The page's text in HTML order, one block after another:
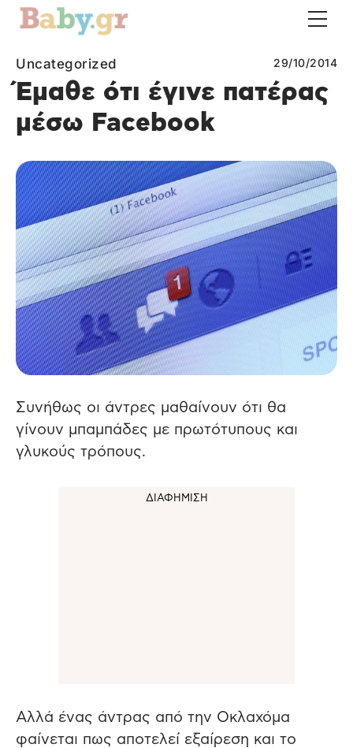
Uncategorized 29/10/2014
Έμαθε ότι έγινε πατέρας
μέσω Facebook
Συνήθως οι άντρες μαθαίνουν ότι θα
γίνουν μπαμπάδες με πρωτότυπους και
γλυκούς τρόπους.
Αλλά ένας άντρας από την Οκλαχόμα
φαίνεται πως αποτελεί εξαίρεση και το